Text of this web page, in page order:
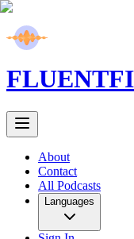
FLUENT
About
Contact
All Podcasts
Languages